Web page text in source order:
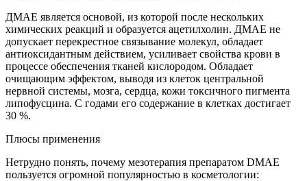
ДМАЕ является основой, из которой после нескольких
химических реакций и образуется ацетилхолин. ДМАЕ не
допускает перекрестное связывание молекул, обладает
антиоксидантным действием, усиливает свойства крови в
процессе обеспечения тканей кислородом. Обладает
очищающим эффектом, выводя из клеток центральной
нервной системы, мозга, сердца, кожи токсичного пигмента
липофусцина. С годами его содержание в клетках достигает
30 %.
Плюсы применения
Нетрудно понять, почему мезотерапия препаратом DMAE
пользуется огромной популярностью в косметологии: